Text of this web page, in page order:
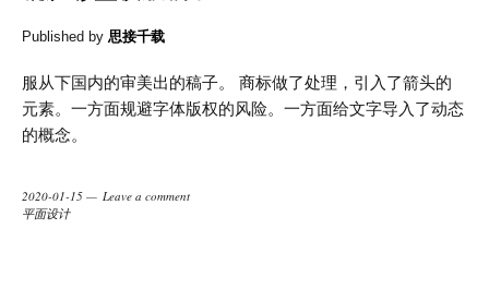
Published by 思接千载
服从下国内的审美出的稿子。 商标做了处理，引入了箭头的
元素。一方面规避字体版权的风险。一方面给文字导入了动态
的概念。
2020-01-15
Leave a comment
平面设计